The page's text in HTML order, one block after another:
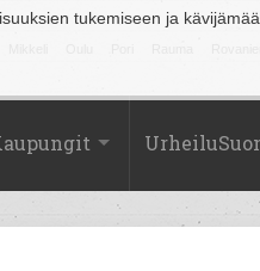
tukemiseen ja